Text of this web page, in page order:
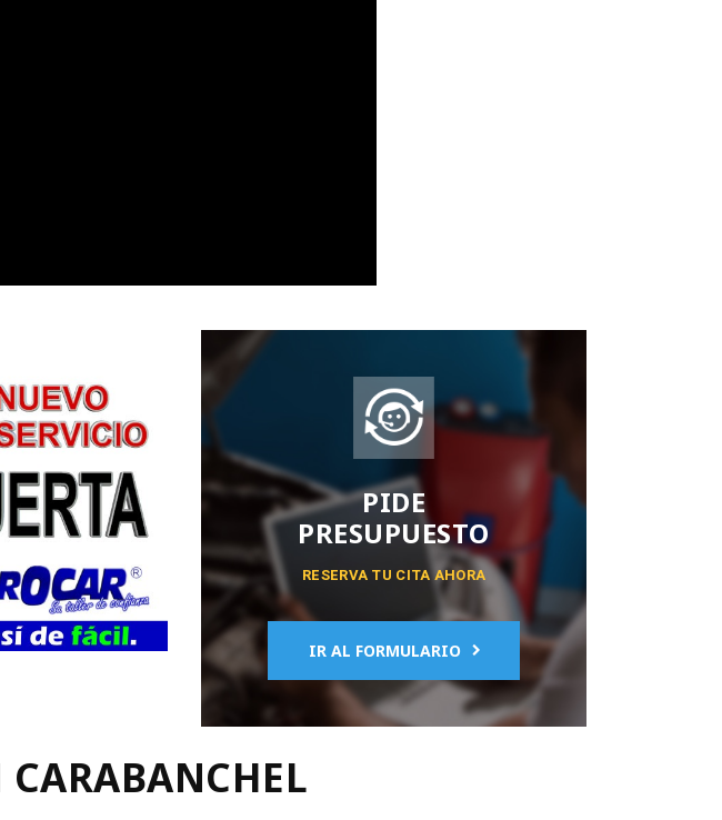
PIDE
PRESUPUESTO
RESERVA TU CITA AHORA
IR AL FORMULARIO